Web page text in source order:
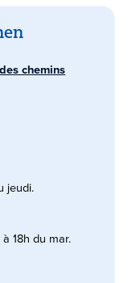
chemins
jeudi.
18h du mar.